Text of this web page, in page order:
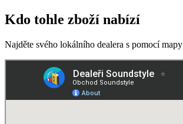
Kdo tohle zboží nabízí
Najděte svého lokálního dealera s pomocí mapy